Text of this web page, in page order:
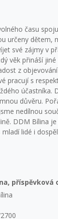
času
určeny dětem,
své zájmy v
věk přináší
z
pracují s
účastníka.
důvěru.
nedílnou
DDM Bílina
lidé i
příspěvková